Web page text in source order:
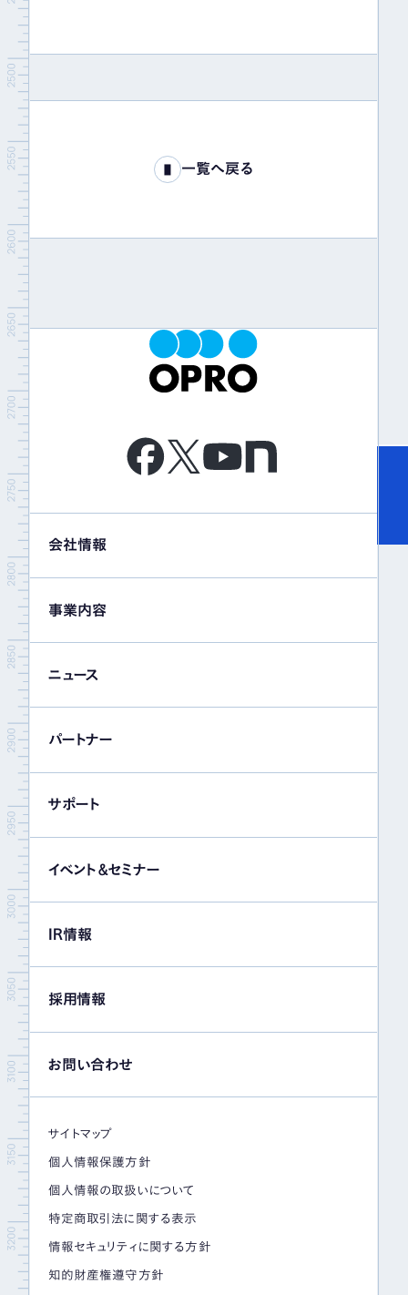
一覧へ戻る
会社情報
事業内容
ニュース
パートナー
サポート
イベント＆セミナー
IR情報
採用情報
お問い合わせ
サイトマップ
個人情報保護方針
個人情報の取扱いについて
特定商取引法に関する表示
情報セキュリティに関する方針
知的財産権遵守方針